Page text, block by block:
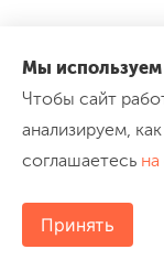
Мы используем
Чтобы сайт
анализируем,
соглашаетесь
Принять